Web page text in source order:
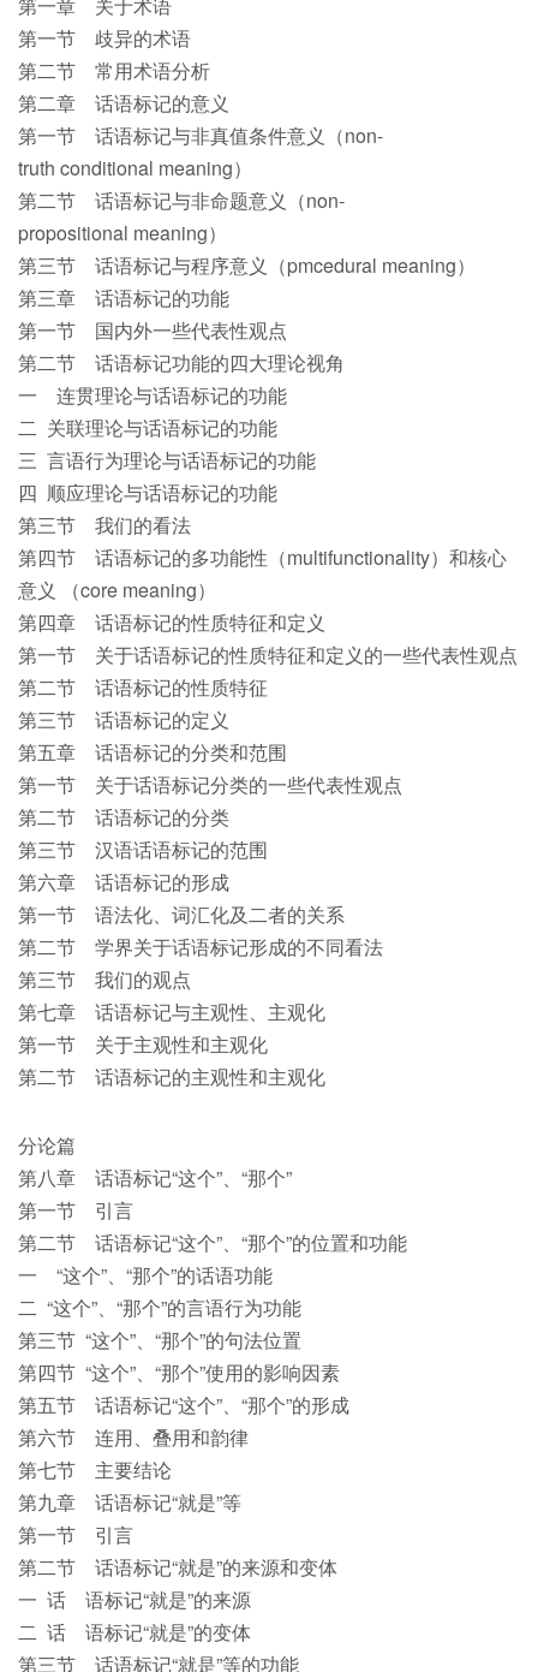
第一节 歧异的术语
第二节 常用术语分析
第二章 话语标记的意义
第一节 话语标记与非真值条件意义（non-
truth conditional meaning）
第二节 话语标记与非命题意义（non-
propositional meaning）
第三节 话语标记与程序意义（pmcedural meaning）
第三章 话语标记的功能
第一节 国内外一些代表性观点
第二节 话语标记功能的四大理论视角
一 连贯理论与话语标记的功能
二 关联理论与话语标记的功能
三 言语行为理论与话语标记的功能
四 顺应理论与话语标记的功能
第三节 我们的看法
第四节 话语标记的多功能性（multifunctionality）和核心
意义 （core meaning）
第四章 话语标记的性质特征和定义
第一节 关于话语标记的性质特征和定义的一些代表性观点
第二节 话语标记的性质特征
第三节 话语标记的定义
第五章 话语标记的分类和范围
第一节 关于话语标记分类的一些代表性观点
第二节 话语标记的分类
第三节 汉语话语标记的范围
第六章 话语标记的形成
第一节 语法化、词汇化及二者的关系
第二节 学界关于话语标记形成的不同看法
第三节 我们的观点
第七章 话语标记与主观性、主观化
第一节 关于主观性和主观化
第二节 话语标记的主观性和主观化
分论篇
第八章 话语标记“这个”、“那个”
第一节 引言
第二节 话语标记“这个”、“那个”的位置和功能
一 “这个”、“那个”的话语功能
二 “这个”、“那个”的言语行为功能
第三节 “这个”、“那个”的句法位置
第四节 “这个”、“那个”使用的影响因素
第五节 话语标记“这个”、“那个”的形成
第六节 连用、叠用和韵律
第七节 主要结论
第九章 话语标记“就是”等
第一节 引言
第二节 话语标记“就是”的来源和变体
一 话 语标记“就是”的来源
二 话 语标记“就是”的变体
第三节 话语标记“就是”等的功能